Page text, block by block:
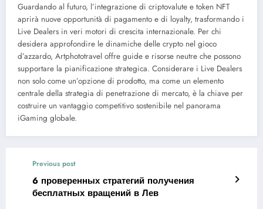
Guardando al futuro, l’integrazione di criptovalute e token NFT
aprirà nuove opportunità di pagamento e di loyalty, trasformando i
Live Dealers in veri motori di crescita internazionale. Per chi
desidera approfondire le dinamiche delle crypto nel gioco
d’azzardo, Artphototravel offre guide e risorse neutre che possono
supportare la pianificazione strategica. Considerare i Live Dealers
non solo come un’opzione di prodotto, ma come un elemento
centrale della strategia di penetrazione di mercato, è la chiave per
costruire un vantaggio competitivo sostenibile nel panorama
iGaming globale.
Previous post
6 проверенных стратегий получения
бесплатных вращений в Лев